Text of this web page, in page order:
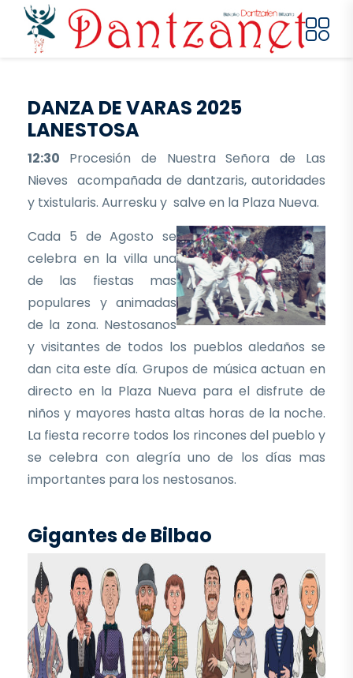
Pasar al contenido principal
DANZA DE VARAS 2025
LANESTOSA
12:30 Procesión de Nuestra Señora de Las
Nieves acompañada de dantzaris, autoridades
y txistularis. Aurresku y salve en la Plaza Nueva.
Cada 5 de Agosto se
celebra en la villa una
de las fiestas mas
populares y animadas
de la zona. Nestosanos
y visitantes de todos los pueblos aledaños se
dan cita este día. Grupos de música actuan en
directo en la Plaza Nueva para el disfrute de
niños y mayores hasta altas horas de la noche.
La fiesta recorre todos los rincones del pueblo y
se celebra con alegría uno de los días mas
importantes para los nestosanos.
Gigantes de Bilbao